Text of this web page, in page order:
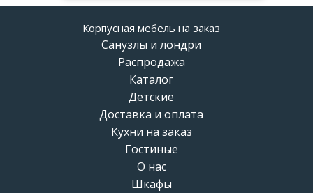
Корпусная мебель на заказ
Санузлы и лондри
Распродажа
Каталог
Детские
Доставка и оплата
Кухни на заказ
Гостиные
О нас
Шкафы